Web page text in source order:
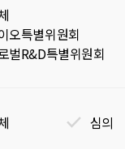
오특별위원회
벌R&D특별위원회
심의